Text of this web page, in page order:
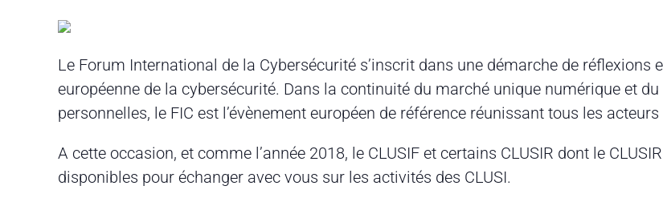
Le Forum International de la Cybersécurité s’inscrit dans une démarche de réflexions
européenne de la cybersécurité. Dans la continuité du marché unique numérique et
personnelles, le FIC est l’évènement européen de référence réunissant tous les
A cette occasion, et comme l’année 2018, le CLUSIF et certains CLUSIR dont le
disponibles pour échanger avec vous sur les activités des CLUSI.